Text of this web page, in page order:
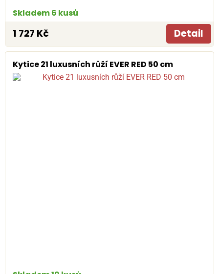
Skladem 6 kusů
1 727 Kč Detail
Kytice 21 luxusních růží EVER RED 50 cm